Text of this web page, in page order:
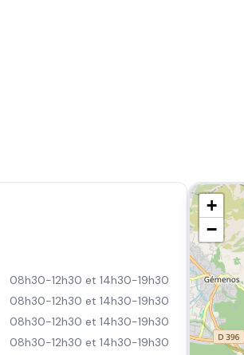
08h30-12h30 et 14h30-19h30
08h30-12h30 et 14h30-19h30
08h30-12h30 et 14h30-19h30
08h30-12h30 et 14h30-19h30
+
−